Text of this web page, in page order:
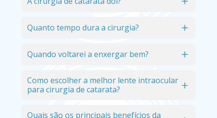
sedação leve, tornando o procedimento indolor.
Quanto tempo dura a cirurgia?
menos de 30 minutos.
Quando voltarei a enxergar bem?
significativa já nas primeiras 24 horas após a
cirurgia.
Como escolher a melhor lente intraocular
para cirurgia de catarata?
Diogo, considerando suas expectativas, atividades
Quais são os principais benefícios da